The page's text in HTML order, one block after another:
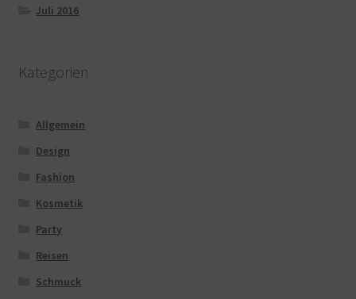
Juli 2016
Kategorien
Allgemein
Design
Fashion
Kosmetik
Party
Reisen
Schmuck